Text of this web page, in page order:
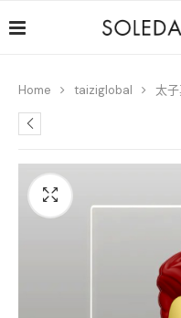
Home taiziglobal 太